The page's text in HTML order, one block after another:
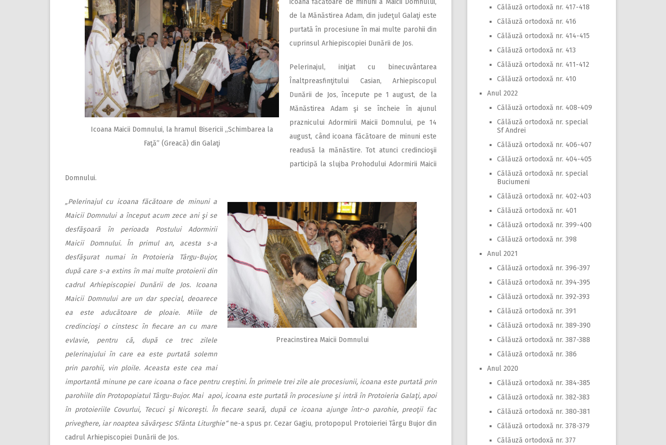
Icoana Maicii Domnului, la hramul Bisericii ,,Schimbarea la
Faţă” (Greacă) din Galaţi
de la Mănăstirea Adam, din judeţul Galaţi este
purtată în procesiune în mai multe parohii din
cuprinsul Arhiepiscopiei Dunării de Jos.
Pelerinajul, iniţiat cu binecuvântarea
Înaltpreasfinţitului Casian, Arhiepiscopul
Dunării de Jos, începute pe 1 august, de la
Mănăstirea Adam şi se încheie în ajunul
praznicului Adormirii Maicii Domnului, pe 14
august, când icoana făcătoare de minuni este
readusă la mănăstire. Tot atunci credincioşii
participă la slujba Prohodului Adormirii Maicii
Domnului.
Preacinstirea Maicii Domnului
„Pelerinajul cu icoana făcătoare de minuni a
Maicii Domnului a început acum zece ani şi se
desfăşoară în perioada Postului Adormirii
Maicii Domnului. În primul an, acesta s-a
desfăşurat numai în Protoieria Târgu-Bujor,
după care s-a extins în mai multe protoierii din
cadrul Arhiepiscopiei Dunării de Jos. Icoana
Maicii Domnului are un dar special, deoarece
ea este aducătoare de ploaie. Miile de
credincioşi o cinstesc în fiecare an cu mare
evlavie, pentru că, după ce trec zilele
pelerinajului în care ea este purtată solemn
prin parohii, vin ploile. Aceasta este cea mai
importantă minune pe care icoana o face pentru creştini. În primele trei zile ale procesiunii, icoana este purtată prin
parohiile din Protopopiatul Târgu-Bujor. Mai apoi, icoana este purtată în procesiune şi intră în Protoieria Galaţi, apoi
în protoieriile Covurlui, Tecuci şi Nicoreşti. În fiecare seară, după ce icoana ajunge într-o parohie, preoţii fac
priveghere, iar noaptea săvârşesc Sfânta Liturghie“ne-a spus pr. Cezar Gagiu, protopopul Protoieriei Târgu Bujor din
cadrul Arhiepiscopiei Dunării de Jos.
Călăuză ortodoxă nr. 417-418
Călăuză ortodoxă nr. 416
Călăuză ortodoxă nr. 414-415
Călăuză ortodoxă nr. 413
Călăuză ortodoxă nr. 411-412
Călăuză ortodoxă nr. 410
Anul 2022
Călăuză ortodoxă nr. 408-409
Călăuză ortodoxă nr. special
Sf Andrei
Călăuză ortodoxă nr. 406-407
Călăuză ortodoxă nr. 404-405
Călăuză ortodoxă nr. special
Buciumeni
Călăuză ortodoxă nr. 402-403
Călăuză ortodoxă nr. 401
Călăuză ortodoxă nr. 399-400
Călăuză ortodoxă nr. 398
Anul 2021
Călăuză ortodoxă nr. 396-397
Călăuză ortodoxă nr. 394-395
Călăuză ortodoxă nr. 392-393
Călăuză ortodoxă nr. 391
Călăuză ortodoxă nr. 389-390
Călăuză ortodoxă nr. 387-388
Călăuză ortodoxă nr. 386
Anul 2020
Călăuză ortodoxă nr. 384-385
Călăuză ortodoxă nr. 382-383
Călăuză ortodoxă nr. 380-381
Călăuză ortodoxă nr. 378-379
Călăuză ortodoxă nr. 377